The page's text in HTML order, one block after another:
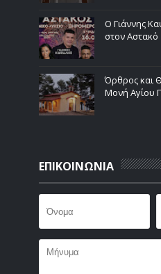
Ο Γιάννης
στον Αστακό
Όρθρος και
Μονή Αγίου
ΕΠΙΚΟΙΝΩΝΙΑ